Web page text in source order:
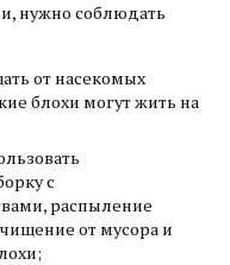
нужно соблюдать
от насекомых
блохи могут жить на
с
распыление
от мусора и